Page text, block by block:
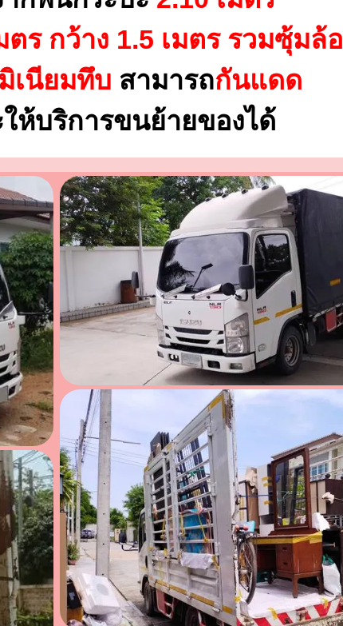
ตร กว้าง 1.5 เมตร รวมซุ้มล้อ
เนียมทึบ สามารถกันแดด
บริการขนย้ายของได้